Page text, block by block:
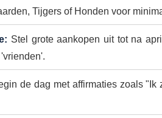
Tijgers of Honden voor
Stel grote aankopen uit tot na
de dag met affirmaties zoals